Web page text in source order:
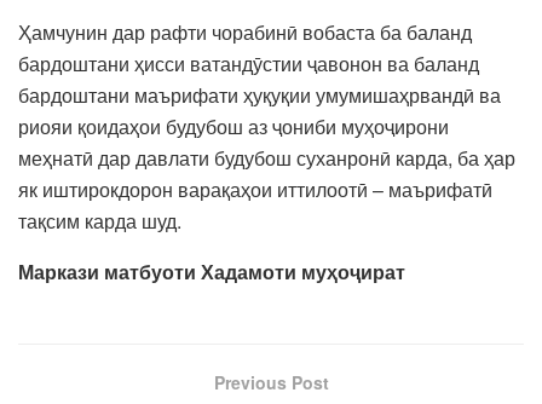
Ҳамчунин дар рафти чорабинӣ вобаста ба баланд
бардоштани ҳисси ватандӯстии ҷавонон ва баланд
бардоштани маърифати ҳуқуқии умумишаҳрвандӣ ва
риояи қоидаҳои будубош аз ҷониби муҳоҷирони
меҳнатӣ дар давлати будубош суханронӣ карда, ба ҳар
як иштирокдорон варақаҳои иттилоотӣ – маърифатӣ
тақсим карда шуд.
Маркази матбуоти Хадамоти муҳоҷират
Previous Post